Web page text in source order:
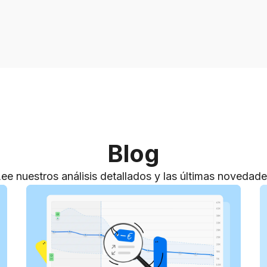
Blog
nuestros análisis detallados y las últimas